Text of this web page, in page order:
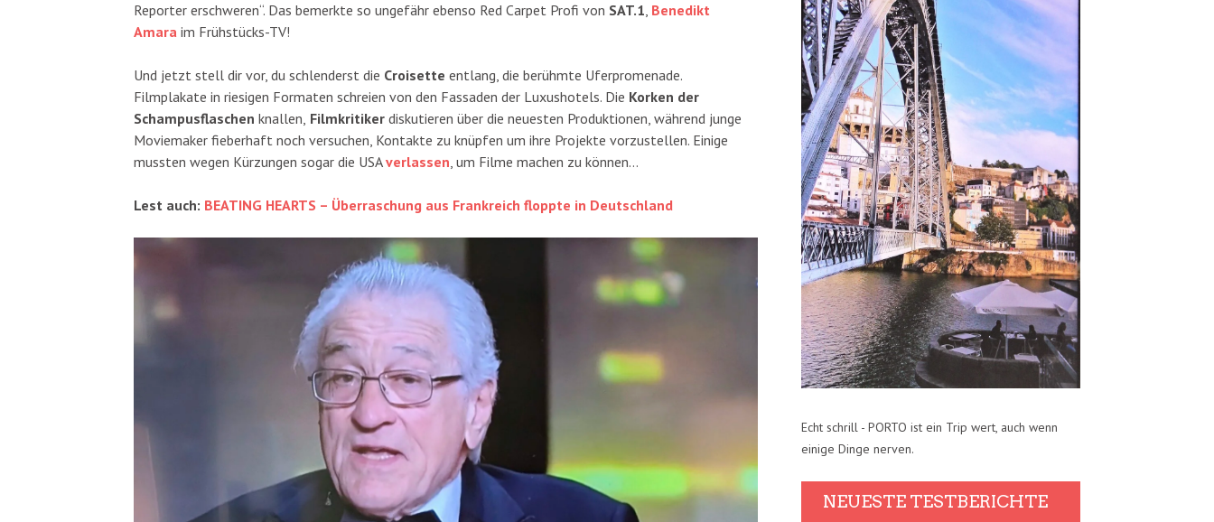
Reporter erschweren“. Das bemerkte so ungefähr ebenso Red Carpet Profi von SAT.1, Benedikt
Amara im Frühstücks-TV!
Und jetzt stell dir vor, du schlenderst die Croisette entlang, die berühmte Uferpromenade.
Filmplakate in riesigen Formaten schreien von den Fassaden der Luxushotels. Die Korken der
Schampusflaschen knallen, Filmkritiker diskutieren über die neuesten Produktionen, während junge
Moviemaker fieberhaft noch versuchen, Kontakte zu knüpfen um ihre Projekte vorzustellen. Einige
mussten wegen Kürzungen sogar die USAverlassen, um Filme machen zu können…
Lest auch: BEATING HEARTS – Überraschung aus Frankreich floppte in Deutschland
Echt schrill - PORTO ist ein Trip wert, auch wenn
einige Dinge nerven.
NEUESTE TESTBERICHTE